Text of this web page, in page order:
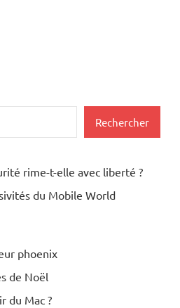
Rechercher
rime-t-elle avec liberté ?
du Mobile World
phoenix
de Noël
du Mac ?